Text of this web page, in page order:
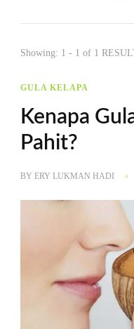
Showing: 1 - 1 of 1
GULA KELAPA
Kenapa
Pahit?
BY ERY LUKMAN HADI